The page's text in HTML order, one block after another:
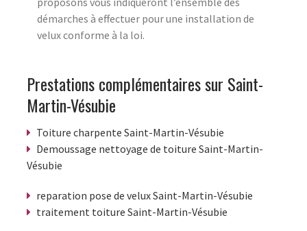
démarches à effectuer pour une installation de
velux conforme à la loi.
Prestations complémentaires sur Saint-
Martin-Vésubie
Toiture charpente Saint-Martin-Vésubie
Demoussage nettoyage de toiture Saint-Martin-
Vésubie
reparation pose de velux Saint-Martin-Vésubie
traitement toiture Saint-Martin-Vésubie